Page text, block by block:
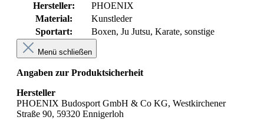
Hersteller:
PHOENIX
Material:
Kunstleder
Sportart:
Boxen, Ju Jutsu, Karate, sonstige
Menü schließen
Angaben zur Produktsicherheit
Hersteller
PHOENIX Budosport GmbH & Co KG, Westkirchener
Straße 90, 59320 Ennigerloh